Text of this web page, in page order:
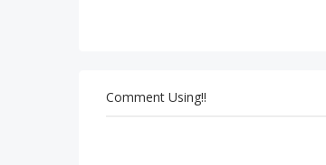
Comment Using!!